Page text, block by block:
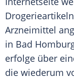
Arzneimittel
in Bad
erfolge über
die wiederum